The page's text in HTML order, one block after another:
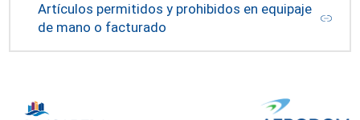
Artículos permitidos y prohibidos en equipaje
de mano o facturado